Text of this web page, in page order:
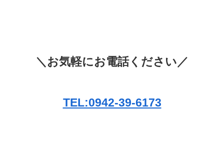
＼お気軽にお電話ください／
TEL:0942-39-6173